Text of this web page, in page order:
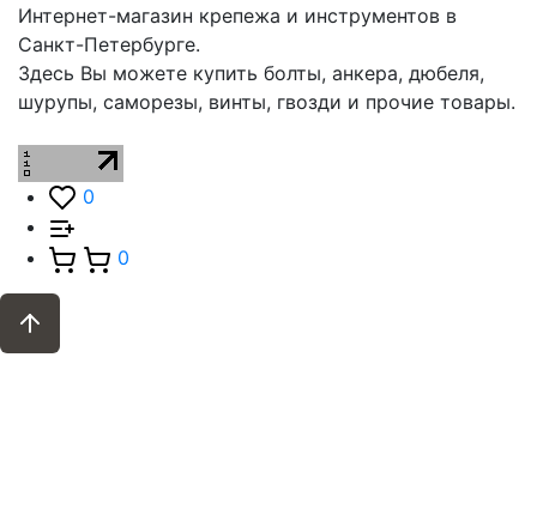
Интернет-магазин крепежа и инструментов в
Санкт-Петербурге.
Здесь Вы можете купить болты, анкера, дюбеля,
шурупы, саморезы, винты, гвозди и прочие товары.
0
0